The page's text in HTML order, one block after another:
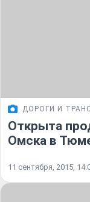
ДОРОГИ И
Открыта
Омска в
11 сентября, 2015,